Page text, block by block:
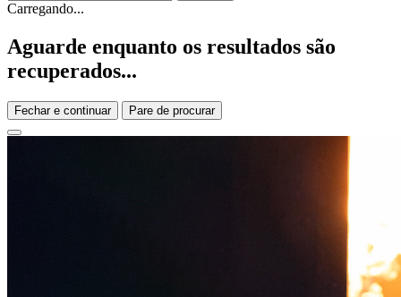
Carregando...
Aguarde enquanto os resultados são
recuperados...
Fechar e continuar Pare de procurar